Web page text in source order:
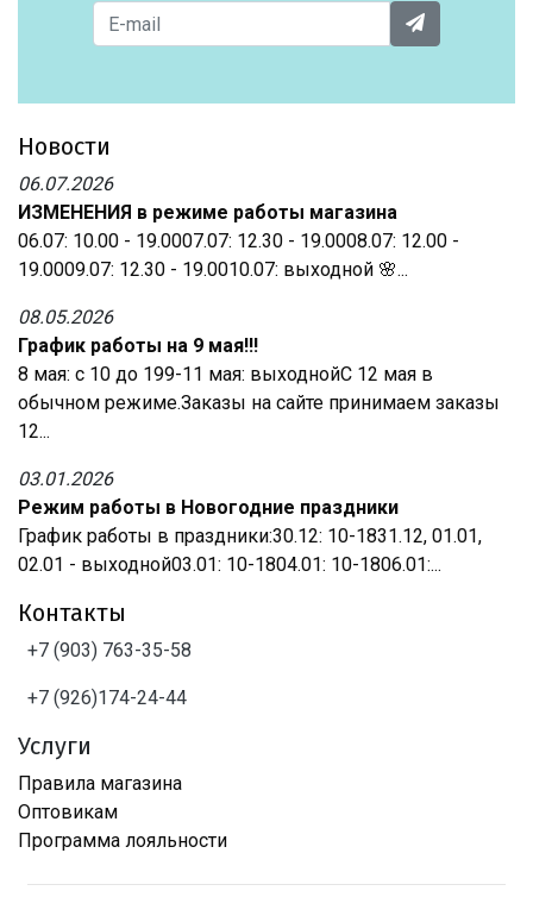
Новости
06.07.2026
ИЗМЕНЕНИЯ в режиме работы магазина
06.07: 10.00 - 19.0007.07: 12.30 - 19.0008.07: 12.00 -
19.0009.07: 12.30 - 19.0010.07: выходной 🌸...
08.05.2026
График работы на 9 мая!!!
8 мая: с 10 до 199-11 мая: выходнойС 12 мая в
обычном режиме.Заказы на сайте принимаем заказы
12...
03.01.2026
Режим работы в Новогодние праздники
График работы в праздники:30.12: 10-1831.12, 01.01,
02.01 - выходной03.01: 10-1804.01: 10-1806.01:...
Контакты
+7 (903) 763-35-58
+7 (926)174-24-44
Услуги
Правила магазина
Оптовикам
Программа лояльности